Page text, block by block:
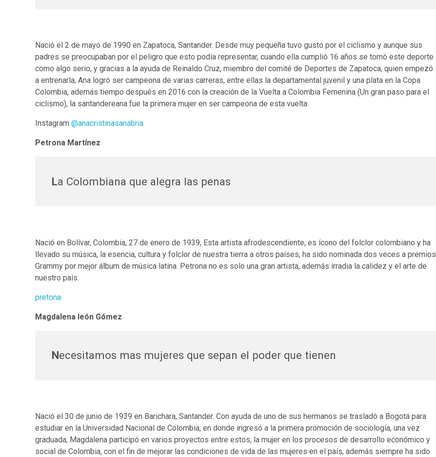
Nació el 2 de mayo de 1990 en Zapatoca, Santander. Desde muy pequeña tuvo gusto por el ciclismo y aunque sus
padres se preocupaban por el peligro que esto podía representar, cuando ella cumplió 16 años se tomó este deporte
como algo serio, y gracias a la ayuda de Reinaldo Cruz, miembro del comité de Deportes de Zapatoca, quien empezó
a entrenarla, Ana logró ser campeona de varias carreras, entre ellas la departamental juvenil y una plata en la Copa
Colombia, además tiempo después en 2016 con la creación de la Vuelta a Colombia Femenina (Un gran paso para el
ciclismo), la santandereana fue la primera mujer en ser campeona de esta vuelta.
Instagram @anacristinasanabria
Petrona Martínez
La Colombiana que alegra las penas
Nació en Bolívar, Colombia, 27 de enero de 1939, Esta artista afrodescendiente, es ícono del folclor colombiano y ha
llevado su música, la esencia, cultura y folclor de nuestra tierra a otros países, ha sido nominada dos veces a premios
Grammy por mejor álbum de música latina. Petrona no es solo una gran artista, además irradia la calidez y el arte de
nuestro país.
pretona
Magdalena león Gómez
Necesitamos mas mujeres que sepan el poder que tienen
Nació el 30 de junio de 1939 en Barichara, Santander. Con ayuda de uno de sus hermanos se trasladó a Bogotá para
estudiar en la Universidad Nacional de Colombia, en donde ingresó a la primera promoción de sociología, una vez
graduada, Magdalena participó en varios proyectos entre estos, la mujer en los procesos de desarrollo económico y
social de Colombia, con el fin de mejorar las condiciones de vida de las mujeres en el país, además siempre ha sido